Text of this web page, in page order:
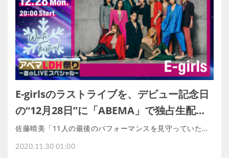
E-girlsのラストライブを、デビュー記念日
の“12月28日”に「ABEMA」で独占生配…
佐藤晴美「11人の最後のパフォーマンスを見守っていた…
2020.11.30 01:00